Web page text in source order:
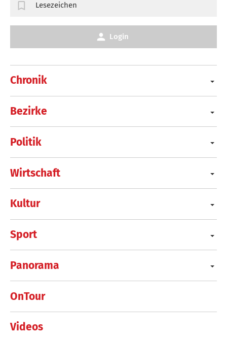
Chronik
Bezirke
Politik
Wirtschaft
Kultur
Sport
Panorama
OnTour
Videos
Lesezeichen
Login